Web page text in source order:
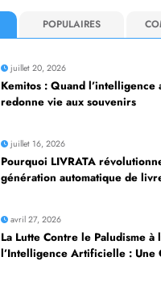
POPULAIRES
juillet 20, 2026
Kemitos : Quand
redonne vie aux souvenirs
juillet 16, 2026
Pourquoi LIVRATA
génération automatique de
avril 27, 2026
La Lutte Contre le Paludisme à
l’Intelligence Artificielle : Une